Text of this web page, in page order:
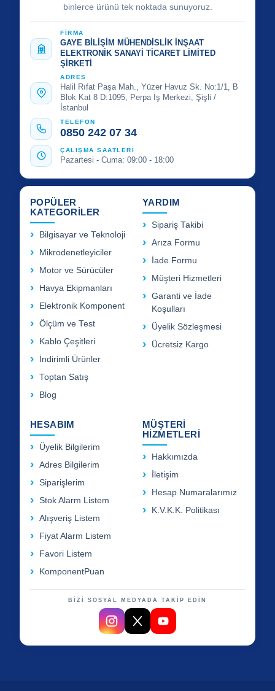
binlerce ürünü tek noktada sunuyoruz.
FİRMA
GAYE BİLİŞİM MÜHENDİSLİK İNŞAAT
ELEKTRONİK SANAYİ TİCARET LİMİTED
ŞİRKETİ
ADRES
Halil Rıfat Paşa Mah., Yüzer Havuz Sk. No:1/1, B
Blok Kat 8 D:1095, Perpa İş Merkezi, Şişli /
İstanbul
TELEFON
0850 242 07 34
ÇALIŞMA SAATLERİ
Pazartesi - Cuma: 09:00 - 18:00
POPÜLER
KATEGORİLER
Bilgisayar ve Teknoloji
Mikrodenetleyiciler
Motor ve Sürücüler
Havya Ekipmanları
Elektronik Komponent
Ölçüm ve Test
Kablo Çeşitleri
İndirimli Ürünler
Toptan Satış
Blog
YARDIM
Sipariş Takibi
Arıza Formu
İade Formu
Müşteri Hizmetleri
Garanti ve İade
Koşulları
Üyelik Sözleşmesi
Ücretsiz Kargo
HESABIM
Üyelik Bilgilerim
Adres Bilgilerim
Siparişlerim
Stok Alarm Listem
Alışveriş Listem
Fiyat Alarm Listem
Favori Listem
KomponentPuan
MÜŞTERİ
HİZMETLERİ
Hakkımızda
İletişim
Hesap Numaralarımız
K.V.K.K. Politikası
BİZİ SOSYAL MEDYADA TAKİP EDİN